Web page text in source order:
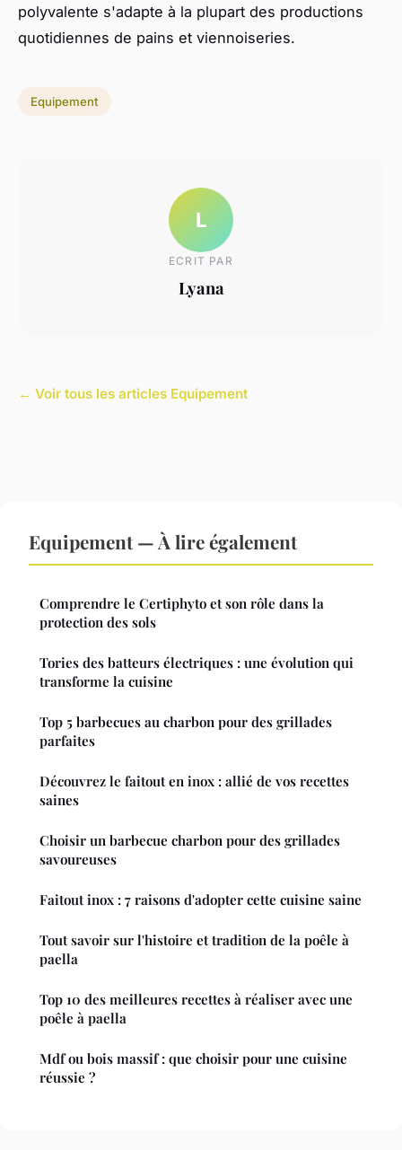
polyvalente s'adapte à la plupart des productions
quotidiennes de pains et viennoiseries.
Equipement
L
ECRIT PAR
Lyana
← Voir tous les articles Equipement
Equipement — À lire également
Comprendre le Certiphyto et son rôle dans la
protection des sols
Tories des batteurs électriques : une évolution qui
transforme la cuisine
Top 5 barbecues au charbon pour des grillades
parfaites
Découvrez le faitout en inox : allié de vos recettes
saines
Choisir un barbecue charbon pour des grillades
savoureuses
Faitout inox : 7 raisons d'adopter cette cuisine saine
Tout savoir sur l'histoire et tradition de la poêle à
paella
Top 10 des meilleures recettes à réaliser avec une
poêle à paella
Mdf ou bois massif : que choisir pour une cuisine
réussie ?